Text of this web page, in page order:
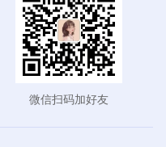
微信扫码加好友